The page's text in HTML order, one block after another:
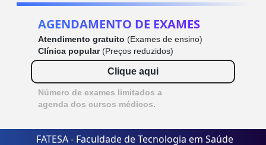
AGENDAMENTO DE EXAMES
Atendimento gratuito (Exames de ensino)
Clínica popular(Preços reduzidos)
Clique aqui
Número de exames limitados a
agenda dos cursos médicos.
FATESA - Faculdade de Tecnologia em Saúde